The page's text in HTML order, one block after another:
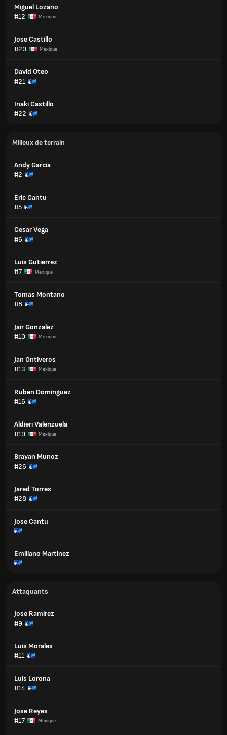
Miguel Lozano
#12
Mexique
Jose Castillo
#20
Mexique
David Oteo
#21
Inaki Castillo
#22
Milieux de terrain
Andy Garcia
#2
Eric Cantu
#5
Cesar Vega
#6
Luis Gutierrez
#7
Mexique
Tomas Montano
#8
Jair Gonzalez
#10
Mexique
Jan Ontiveros
#13
Mexique
Ruben Dominguez
#16
Aldieri Valenzuela
#19
Mexique
Brayan Munoz
#26
Jared Torres
#28
Jose Cantu
Emiliano Martinez
Attaquants
Jose Ramirez
#9
Luis Morales
#11
Luis Lorona
#14
Jose Reyes
#17
Mexique